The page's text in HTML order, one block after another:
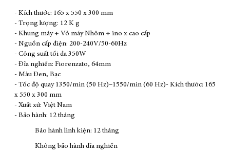
- Kích thước: 165 x 550 x 300 mm
- Trọng lượng: 12 K g
- Khung máy + Vỏ máy Nhôm + ino x cao cấp
- Nguồn cấp điện: 200-240V/50-60Hz
- Công suất tối đa 350W
- Đĩa nghiền: Fiorenzato, 64mm
- Màu Đen, Bạc
- Tốc độ quay 1350/min (50 Hz)–1550/min (60 Hz)- Kích thước: 165
x 550 x 300 mm
- Xuất xứ: Việt Nam
- Bảo hành: 12 tháng
Bảo hành linh kiện: 12 tháng
Không bảo hành đĩa nghiền